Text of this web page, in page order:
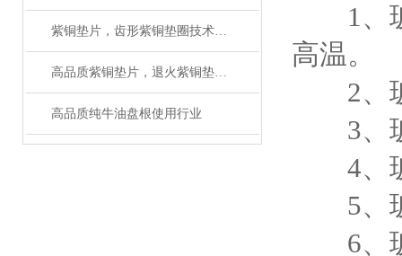
紫铜垫片，齿形紫铜垫圈技术参数
高品质紫铜垫片，退火紫铜垫圈厂家
高品质纯牛油盘根使用行业
1、玻
高温。
2、玻
3、玻
4、玻
5、玻
6、玻